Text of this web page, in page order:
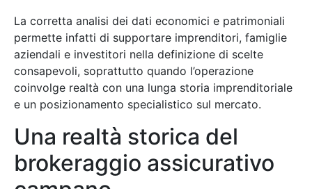
La corretta analisi dei dati economici e patrimoniali
permette infatti di supportare imprenditori, famiglie
aziendali e investitori nella definizione di scelte
consapevoli, soprattutto quando l’operazione
coinvolge realtà con una lunga storia imprenditoriale
e un posizionamento specialistico sul mercato.
Una realtà storica del
brokeraggio assicurativo